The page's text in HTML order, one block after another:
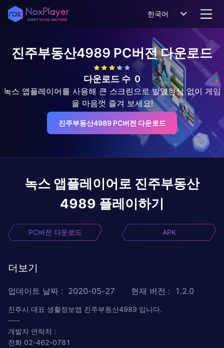
한국어
진주부동산4989 PC버전 다운로드
다운로드 수 0
녹스 앱플레이어를 사용해 큰 스크린으로 발열현상 없이 게임
을 마음껏 즐겨 보세요!
진주부동산4989 PC버전 다운로드
녹스 앱플레이어로 진주부동산
4989 플레이하기
PC버전 다운로드 APK
더보기
업데이트 날짜 : 2020-05-27 현재 버전 : 1.2.0
진주시 대표 생활정보앱 진주부동산4989 입니다.
----
개발자 연락처 :
전화 02-462-0781